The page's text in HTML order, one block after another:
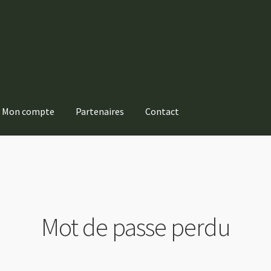
Mon compte Partenaires Contact
Mot de passe perdu